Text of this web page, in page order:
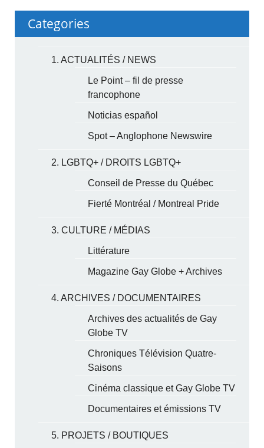
Categories
1. ACTUALITÉS / NEWS
Le Point – fil de presse
francophone
Noticias español
Spot – Anglophone Newswire
2. LGBTQ+ / DROITS LGBTQ+
Conseil de Presse du Québec
Fierté Montréal / Montreal Pride
3. CULTURE / MÉDIAS
Littérature
Magazine Gay Globe + Archives
4. ARCHIVES / DOCUMENTAIRES
Archives des actualités de Gay
Globe TV
Chroniques Télévision Quatre-
Saisons
Cinéma classique et Gay Globe TV
Documentaires et émissions TV
5. PROJETS / BOUTIQUES